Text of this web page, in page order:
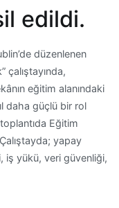
edildi.
düzenlenen
çalıştayında,
eğitim alanındaki
daha güçlü bir rol
Eğitim
yapay
iş yükü, veri güvenliği,